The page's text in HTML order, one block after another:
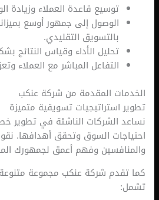
توسيع قاعدة العملاء وزيادة الوعي
الوصول إلى جمهور أوسع بميزانية أقل
بالتسويق التقليدي.
تحليل الأداء وقياس النتائج بشكل
التفاعل المباشر مع العملاء وتعزيز
المقدمة من شركة عنكب
تسويقية متميزة
الناشئة في تطوير خطط
السوق وتحقق أهدافها. نقوم
وفهم أعمق لجمهورك المستهدف.
شركة عنكب مجموعة متنوعة من